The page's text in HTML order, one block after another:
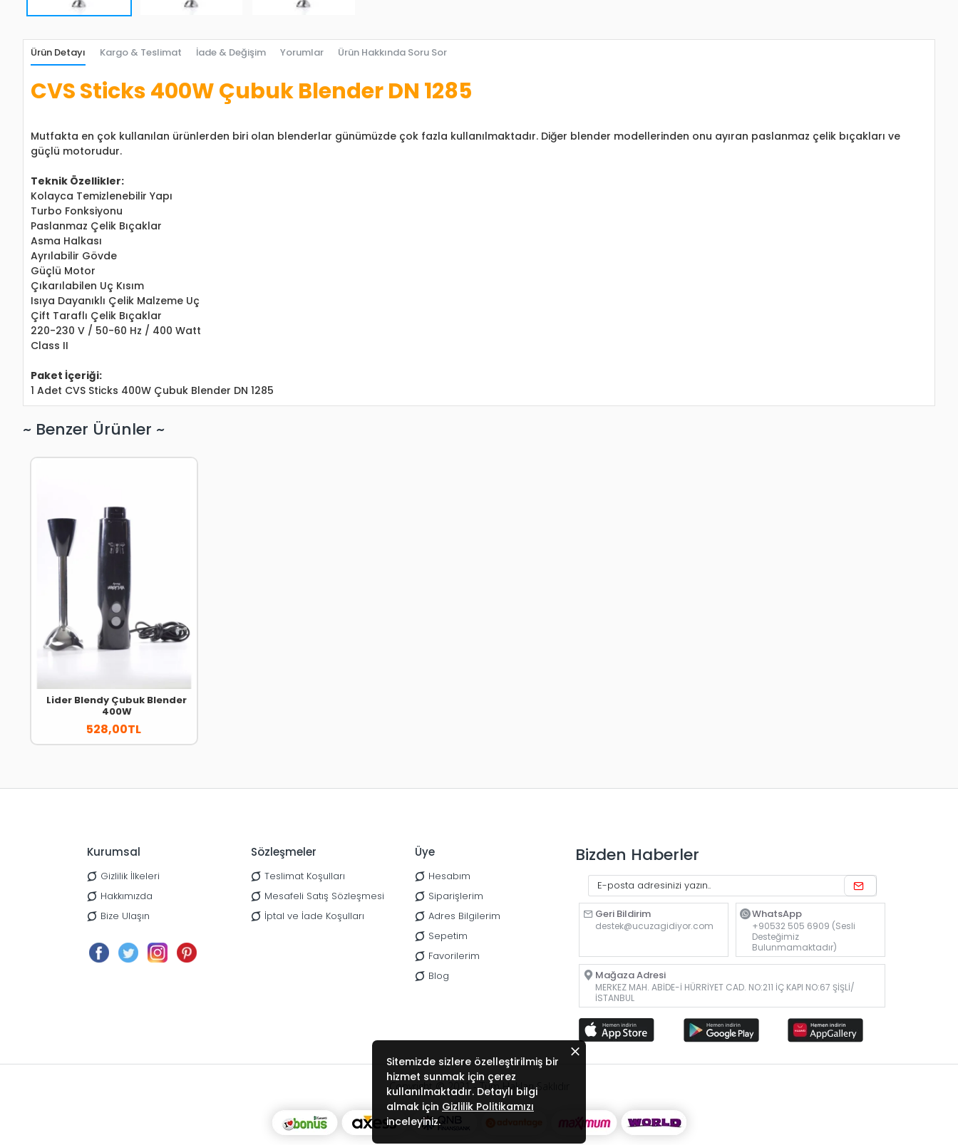
~ Benzer Ürünler ~
Lider Blendy Çubuk Blender
400W
528,00TL
Ürün Detayı Kargo & Teslimat İade & Değişim Yorumlar Ürün Hakkında Soru Sor
CVS Sticks 400W Çubuk Blender DN 1285
Mutfakta en çok kullanılan ürünlerden biri olan blenderlar günümüzde çok fazla kullanılmaktadır. Diğer blender modellerinden onu ayıran paslanmaz çelik bıçakları ve
güçlü motorudur.
Teknik Özellikler:
Kolayca Temizlenebilir Yapı
Turbo Fonksiyonu
Paslanmaz Çelik Bıçaklar
Asma Halkası
Ayrılabilir Gövde
Güçlü Motor
Çıkarılabilen Uç Kısım
Isıya Dayanıklı Çelik Malzeme Uç
Çift Taraflı Çelik Bıçaklar
220-230 V / 50-60 Hz / 400 Watt
Class II
Paket İçeriği:
1 Adet CVS Sticks 400W Çubuk Blender DN 1285
Kurumsal
Gizlilik İlkeleri
Hakkımızda
Bize Ulaşın
Sözleşmeler
Teslimat Koşulları
Mesafeli Satış Sözleşmesi
İptal ve İade Koşulları
Üye
Hesabım
Siparişlerim
Adres Bilgilerim
Sepetim
Favorilerim
Blog
Bizden Haberler
Geri Bildirim
destek@ucuzagidiyor.com
WhatsApp
+90532 505 6909 (Sesli
Desteğimiz
Bulunmamaktadır)
Mağaza Adresi
MERKEZ MAH. ABİDE-İ HÜRRİYET CAD. NO:211 İÇ KAPI NO:67 ŞİŞLİ/
İSTANBUL
Copyright © 2021 - Tüm Hakları Saklıdır
Sitemizde sizlere özelleştirilmiş bir
hizmet sunmak için çerez
kullanılmaktadır. Detaylı bilgi
almak için Gizlilik Politikamızı
inceleyiniz.